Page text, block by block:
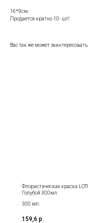
16*9см.
Продается кратно 10- шт!
Вас так же может заинтересовать
Флористическая краска
Голубой 300мл
300 мл.
159,6 р.